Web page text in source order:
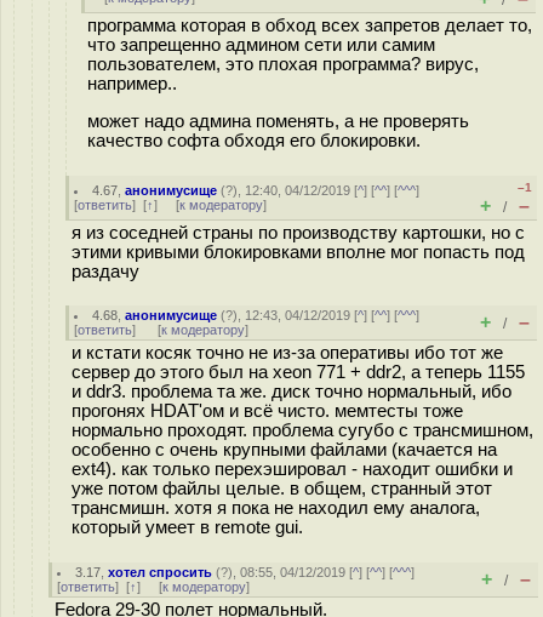
программа которая в обход всех запретов делает то,
что запрещенно админом сети или самим
пользователем, это плохая программа? вирус,
например..
может надо админа поменять, а не проверять
качество софта обходя его блокировки.
4.67 ,анонимусище (?), 12:40, 04/12/2019 [^] [^^] [^^^]
[ответить] [↑] [к модератору]
–1
+ / –
я из соседней страны по производству картошки, но с
этими кривыми блокировками вполне мог попасть под
раздачу
4.68 ,анонимусище (?), 12:43, 04/12/2019 [^] [^^] [^^^]
[ответить] [к модератору] + / –
и кстати косяк точно не из-за оперативы ибо тот же
сервер до этого был на xeon 771 + ddr2, а теперь 1155
и ddr3. проблема та же. диск точно нормальный, ибо
прогонях HDAT'ом и всё чисто. мемтесты тоже
нормально проходят. проблема сугубо с трансмишном,
особенно с очень крупными файлами (качается на
ext4). как только перехэшировал - находит ошибки и
уже потом файлы целые. в общем, странный этот
трансмишн. хотя я пока не находил ему аналога,
который умеет в remote gui.
3.17 ,хотел спросить (?), 08:55, 04/12/2019 [^] [^^] [^^^]
[ответить] [↑] [к модератору] + / –
Fedora 29-30 полет нормальный.